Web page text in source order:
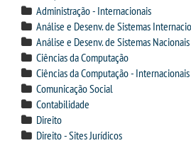
CPSA
PROUNI
CURSOS
BACHARELADOS
Administração - Internacionais
Análise e Desenv. de Sistemas
Análise e Desenv. de Sistemas Nacionais
Ciências da Computação
Ciências da Computação - Internacionais
Comunicação Social
Contabilidade
Direito
Direito - Sites Jurídicos